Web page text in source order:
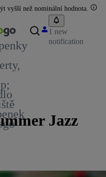
vyšší než nominální hodnota.
1 new
notification
Jazz